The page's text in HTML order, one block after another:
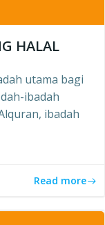
HALAL
utama bagi
ibadah
ibadah
Read more